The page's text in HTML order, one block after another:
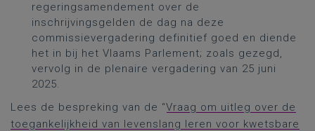
regeringsamendement over de
inschrijvingsgelden de dag na deze
commissievergadering definitief goed en diende
het in bij het Vlaams Parlement; zoals gezegd,
vervolg in de plenaire vergadering van 25 juni
2025.
Lees de bespreking van de “Vraag om uitleg over de
toegankelijkheid van levenslang leren voor kwetsbare